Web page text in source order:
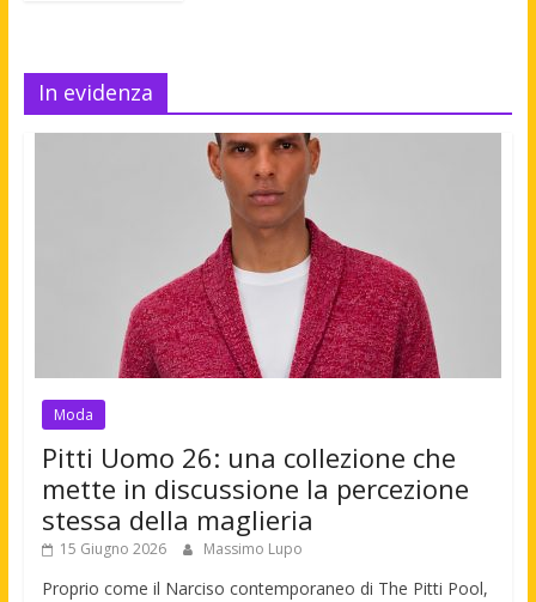
In evidenza
Moda
Pitti Uomo 26: una collezione che
mette in discussione la percezione
stessa della maglieria
15 Giugno 2026 Massimo Lupo
Proprio come il Narciso contemporaneo di The Pitti Pool,